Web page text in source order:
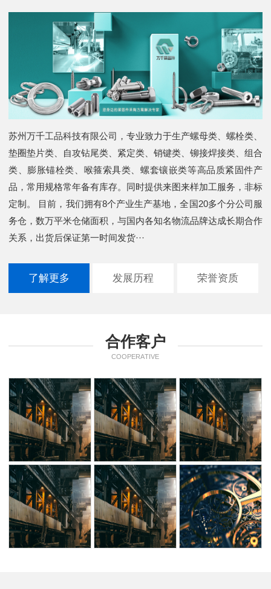
苏州万千工品科技有限公司，专业致力于生产螺母类、螺栓类、
垫圈垫片类、自攻钻尾类、紧定类、销键类、铆接焊接类、组合
类、膨胀锚栓类、喉箍索具类、螺套镶嵌类等高品质紧固件产
品，常用规格常年备有库存。同时提供来图来样加工服务，非标
定制。 目前，我们拥有8个产业生产基地，全国20多个分公司服
务仓，数万平米仓储面积，与国内各知名物流品牌达成长期合作
关系，出货后保证第一时间发货···
了解更多 发展历程 荣誉资质
合作客户
COOPERATIVE